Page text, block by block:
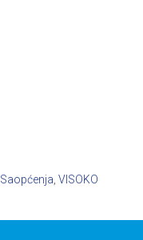
Saopćenja VISOKO